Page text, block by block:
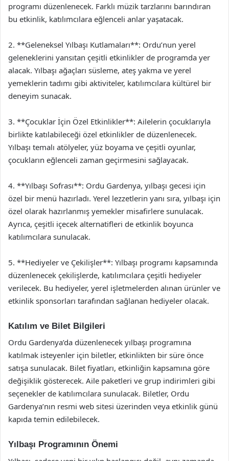
programı düzenlenecek. Farklı müzik tarzlarını barındıran
bu etkinlik, katılımcılara eğlenceli anlar yaşatacak.
2. **Geleneksel Yılbaşı Kutlamaları**: Ordu’nun yerel
geleneklerini yansıtan çeşitli etkinlikler de programda yer
alacak. Yılbaşı ağaçları süsleme, ateş yakma ve yerel
yemeklerin tadımı gibi aktiviteler, katılımcılara kültürel bir
deneyim sunacak.
3. **Çocuklar İçin Özel Etkinlikler**: Ailelerin çocuklarıyla
birlikte katılabileceği özel etkinlikler de düzenlenecek.
Yılbaşı temalı atölyeler, yüz boyama ve çeşitli oyunlar,
çocukların eğlenceli zaman geçirmesini sağlayacak.
4. **Yılbaşı Sofrası**: Ordu Gardenya, yılbaşı gecesi için
özel bir menü hazırladı. Yerel lezzetlerin yanı sıra, yılbaşı için
özel olarak hazırlanmış yemekler misafirlere sunulacak.
Ayrıca, çeşitli içecek alternatifleri de etkinlik boyunca
katılımcılara sunulacak.
5. **Hediyeler ve Çekilişler**: Yılbaşı programı kapsamında
düzenlenecek çekilişlerde, katılımcılara çeşitli hediyeler
verilecek. Bu hediyeler, yerel işletmelerden alınan ürünler ve
etkinlik sponsorları tarafından sağlanan hediyeler olacak.
Katılım ve Bilet Bilgileri
Ordu Gardenya’da düzenlenecek yılbaşı programına
katılmak isteyenler için biletler, etkinlikten bir süre önce
satışa sunulacak. Bilet fiyatları, etkinliğin kapsamına göre
değişiklik gösterecek. Aile paketleri ve grup indirimleri gibi
seçenekler de katılımcılara sunulacak. Biletler, Ordu
Gardenya’nın resmi web sitesi üzerinden veya etkinlik günü
kapıda temin edilebilecek.
Yılbaşı Programının Önemi